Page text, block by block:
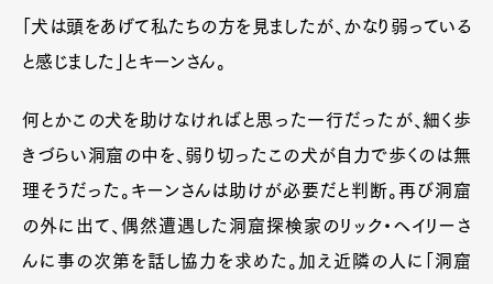
「犬は頭をあげて私たちの方を見ましたが、かなり弱っている
と感じました」とキーンさん。
何とかこの犬を助けなければと思った一行だったが、細く歩
きづらい洞窟の中を、弱り切ったこの犬が自力で歩くのは無
理そうだった。キーンさんは助けが必要だと判断。再び洞窟
の外に出て、偶然遭遇した洞窟探検家のリック・ヘイリーさ
んに事の次第を話し協力を求めた。加え近隣の人に「洞窟